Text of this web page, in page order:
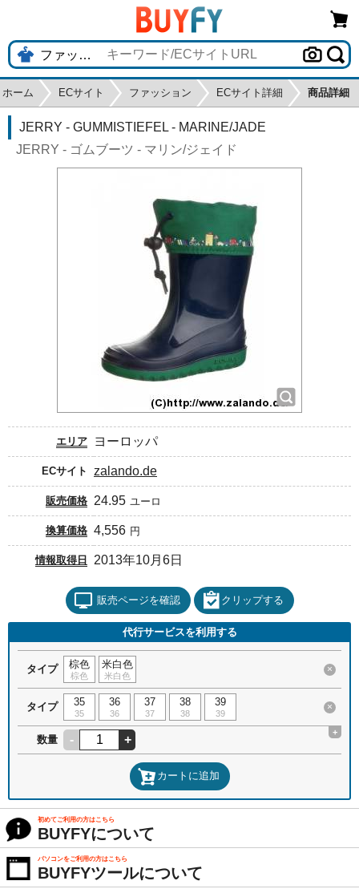
ホーム ECサイト ファッション ECサイト詳細 商品詳細
JERRY - GUMMISTIEFEL - MARINE/JADE
JERRY - ゴムブーツ - マリン/ジェイド
エリア ヨーロッパ
ECサイト zalando.de
販売価格 24.95 ユーロ
換算価格 4,556 円
情報取得日 2013年10月6日
販売ページを確認 クリップする
代行サービスを利用する
タイプ 棕色
棕色
米白色
米白色
×
タイプ 35
35
36
36
37
37
38
38
39
39
×
数量 - +
+
カートに追加
初めてご利用の方はこちら
BUYFYについて
パソコンをご利用の方はこちら
BUYFYツールについて